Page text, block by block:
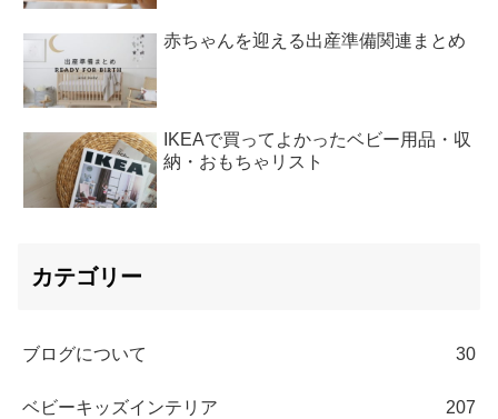
赤ちゃんを迎える出産準備関連まとめ
IKEAで買ってよかったベビー用品・収
納・おもちゃリスト
カテゴリー
ブログについて 30
ベビーキッズインテリア 207